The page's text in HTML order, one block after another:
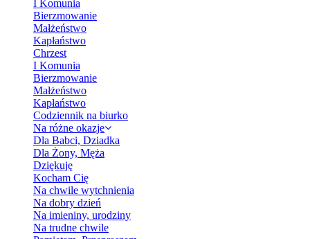
I Komunia
Bierzmowanie
Małżeństwo
Kapłaństwo
Chrzest
I Komunia
Bierzmowanie
Małżeństwo
Kapłaństwo
Codziennik na biurko
Na różne okazje
Dla Babci, Dziadka
Dla Żony, Męża
Dziękuję
Kocham Cię
Na chwile wytchnienia
Na dobry dzień
Na imieniny, urodziny
Na trudne chwile